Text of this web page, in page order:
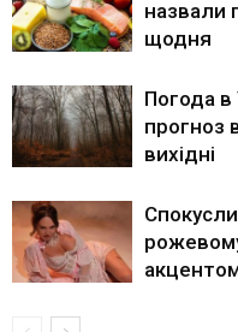
назвали
щодня
Погода в
прогноз
вихідні